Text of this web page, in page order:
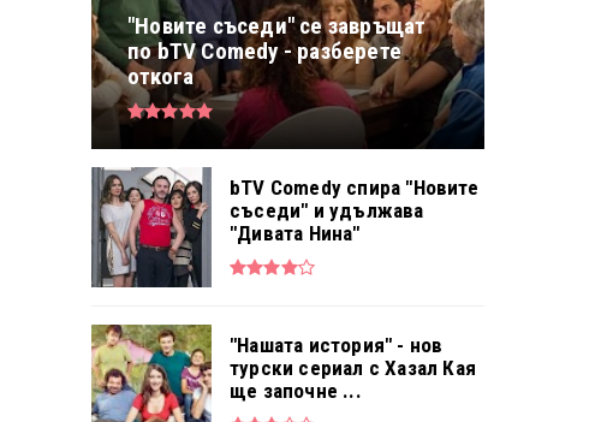
"Новите съседи" се завръщат
по bTV Comedy - разберете
откога
bTV Comedy спира "Новите
съседи" и удължава
"Дивата Нина"
"Нашата история" - нов
турски сериал с Хазал Кая
ще започне ...